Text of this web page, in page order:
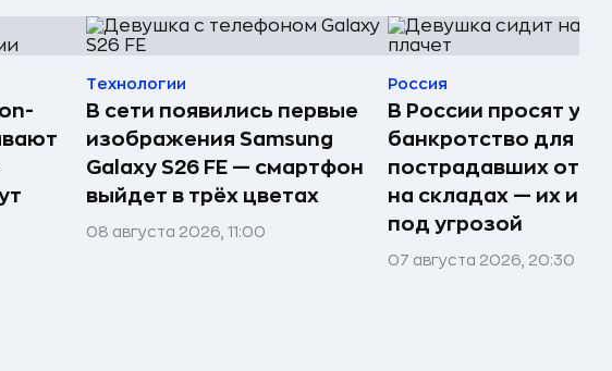
Технологии
В сети появились первые
изображения Samsung
Galaxy S26 FE — смартфон
выйдет в трёх цветах
08 августа 2026, 11:00
Россия
В России просят
банкротство для
пострадавших от
на складах — их
под угрозой
07 августа 2026, 20:30